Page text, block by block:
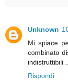
Unknown
Mi spiace
combinato
indistruttibili
Rispondi